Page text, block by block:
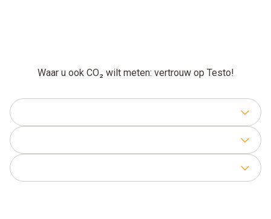
Waar u ook CO₂ wilt meten: vertrouw op Testo!